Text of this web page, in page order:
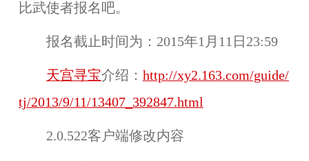
比武使者报名吧。
报名截止时间为： 2015年1月11日23:59
天宫寻宝介绍： http://xy2.163.com/guide/
tj/2013/9/11/13407_392847.html
2.0.522客户端修改内容